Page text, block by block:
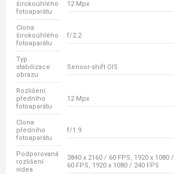
širokoúhlého
fotoaparátu
12 Mpx
Clona
širokoúhlého
fotoaparátu
f/2.2
Typ
stabilizace
obrazu
Sensor-shift OIS
Rozlišení
předního
fotoaparátu
12 Mpx
Clona
předního
fotoaparátu
f/1.9
Podporovaná
rozlišení
videa
3840 x 2160 / 60 FPS, 1920 x 1080 /
60 FPS, 1920 x 1080 / 240 FPS